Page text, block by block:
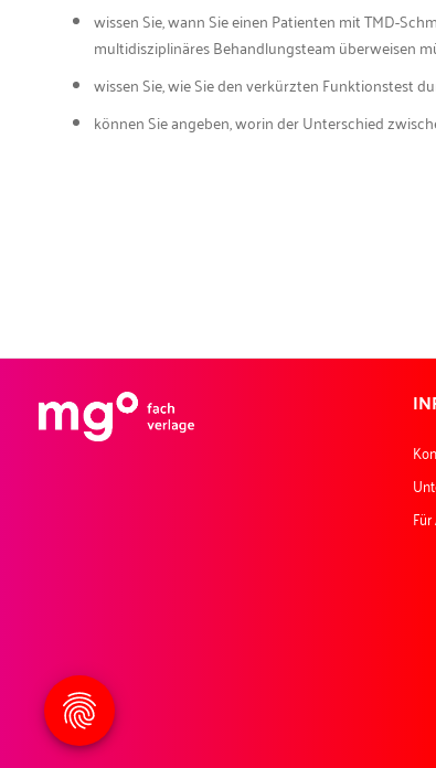
wissen Sie, wann Sie einen Patienten mit TMD-
multidisziplinäres Behandlungsteam überweisen
wissen Sie, wie Sie den verkürzten Funktionstest
können Sie angeben, worin der Unterschied